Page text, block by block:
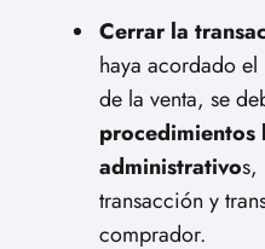
Cerrar la
haya acordado
de la venta, se
procedimientos
administrativos,
transacción y
comprador.